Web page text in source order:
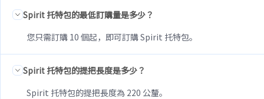
Spirit 托特包的最低訂購量是多少？
您只需訂購 10 個起，即可訂購 Spirit 托特包。
Spirit 托特包的提把長度是多少？
Spirit 托特包的提把長度為 220 公釐。